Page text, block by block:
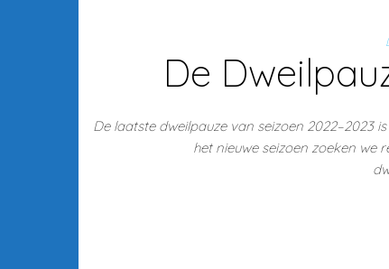
De
De laatste dweilpauze van seizoen 2022–2023
het nieuwe seizoen zoeken we